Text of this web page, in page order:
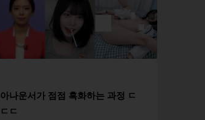
아나운서가 점점 흑화하는 과정 ㄷ
ㄷㄷ